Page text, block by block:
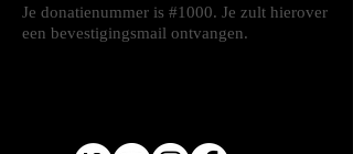
Je donatienummer is #1000. Je zult hierover
een bevestigingsmail ontvangen.